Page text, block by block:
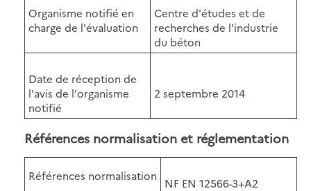
Organisme notifié en
charge de l'évaluation
Centre d'études et de
recherches de l'industrie
du béton
Date de réception de
l'avis de l'organisme
notifié
2 septembre 2014
Références normalisation et réglementation
Références normalisation
NF EN 12566-3+A2